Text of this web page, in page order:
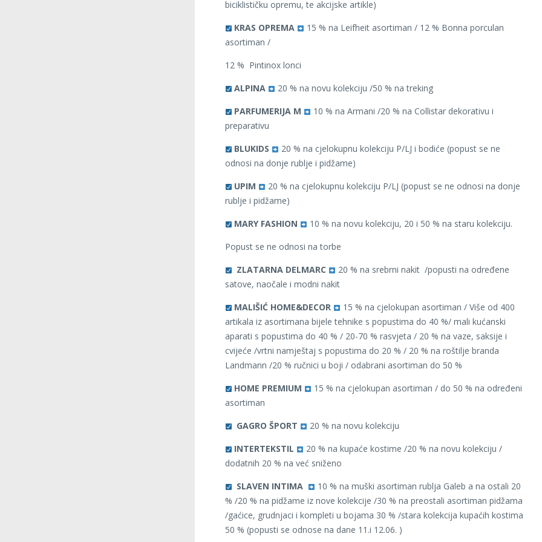
biciklističku opremu, te akcijske artikle)
KRAS OPREMA
15 % na Leifheit asortiman / 12 % Bonna porculan
asortiman /
12 % Pintinox lonci
ALPINA
20 % na novu kolekciju /50 % na treking
PARFUMERIJA M
10 % na Armani /20 % na Collistar dekorativu i
preparativu
BLUKIDS
20 % na cjelokupnu kolekciju P/LJ i bodiće (popust se ne
odnosi na donje rublje i pidžame)
UPIM
20 % na cjelokupnu kolekciju P/LJ (popust se ne odnosi na donje
rublje i pidžame)
MARY FASHION
10 % na novu kolekciju, 20 i 50 % na staru kolekciju.
Popust se ne odnosi na torbe
ZLATARNA DELMARC
20 % na srebrni nakit /popusti na određene
satove, naočale i modni nakit
MALIŠIĆ HOME&DECOR
15 % na cjelokupan asortiman / Više od 400
artikala iz asortimana bijele tehnike s popustima do 40 %/ mali kućanski
aparati s popustima do 40 % / 20-70 % rasvjeta / 20 % na vaze, saksije i
cvijeće /vrtni namještaj s popustima do 20 % / 20 % na roštilje branda
Landmann /20 % ručnici u boji / odabrani asortiman do 50 %
HOME PREMIUM
15 % na cjelokupan asortiman / do 50 % na određeni
asortiman
GAGRO ŠPORT
20 % na novu kolekciju
INTERTEKSTIL
20 % na kupaće kostime /20 % na novu kolekciju /
dodatnih 20 % na već sniženo
SLAVEN INTIMA
10 % na muški asortiman rublja Galeb a na ostali 20
% /20 % na pidžame iz nove kolekcije /30 % na preostali asortiman pidžama
/gaćice, grudnjaci i kompleti u bojama 30 % /stara kolekcija kupaćih kostima
50 % (popusti se odnose na dane 11.i 12.06. )